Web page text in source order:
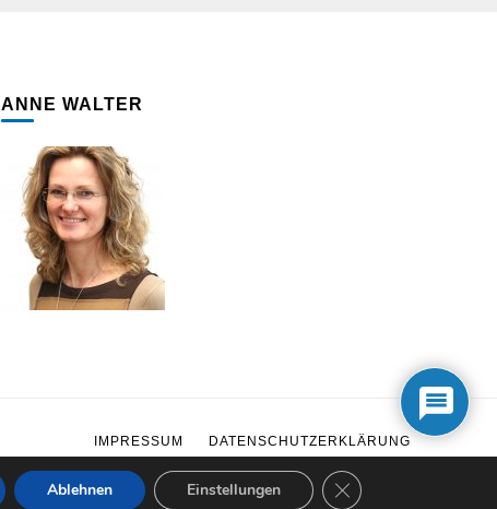
ANNE WALTER
IMPRESSUM DATENSCHUTZERKLÄRUNG
Ablehnen Einstellungen GDPR Cookie-